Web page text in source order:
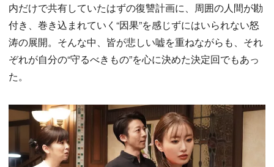
内だけで共有していたはずの復讐計画に、周囲の人間が勘
付き、巻き込まれていく“因果”を感じずにはいられない怒
涛の展開。そんな中、皆が悲しい嘘を重ねながらも、それ
ぞれが自分の“守るべきもの”を心に決めた決定回でもあっ
た。